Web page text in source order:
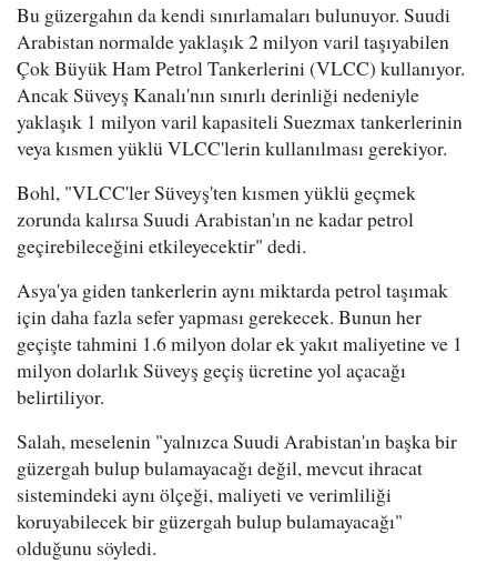
Bu güzergahın da kendi sınırlamaları bulunuyor. Suudi
Arabistan normalde yaklaşık 2 milyon varil taşıyabilen
Çok Büyük Ham Petrol Tankerlerini (VLCC) kullanıyor.
Ancak Süveyş Kanalı'nın sınırlı derinliği nedeniyle
yaklaşık 1 milyon varil kapasiteli Suezmax tankerlerinin
veya kısmen yüklü VLCC'lerin kullanılması gerekiyor.
Bohl, "VLCC'ler Süveyş'ten kısmen yüklü geçmek
zorunda kalırsa Suudi Arabistan'ın ne kadar petrol
geçirebileceğini etkileyecektir" dedi.
Asya'ya giden tankerlerin aynı miktarda petrol taşımak
için daha fazla sefer yapması gerekecek. Bunun her
geçişte tahmini 1.6 milyon dolar ek yakıt maliyetine ve 1
milyon dolarlık Süveyş geçiş ücretine yol açacağı
belirtiliyor.
Salah, meselenin "yalnızca Suudi Arabistan'ın başka bir
güzergah bulup bulamayacağı değil, mevcut ihracat
sistemindeki aynı ölçeği, maliyeti ve verimliliği
koruyabilecek bir güzergah bulup bulamayacağı"
olduğunu söyledi.